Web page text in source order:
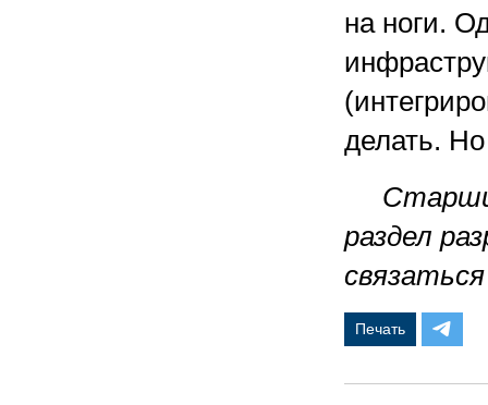
на ноги.
делать. Но
раздел
Печать